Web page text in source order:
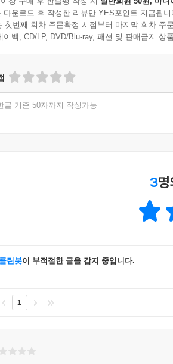
다운로드 후 작성한 리뷰만 YES포인트 지급됩니
첫번째 회차 주문확정 시점부터 마지막 회차 주
이백, CD/LP, DVD/Blu-ray, 패션 및 판매금지 상
글 기준 50자까지 작성가능
3
클린봇이 부적절한 글을 감지 중입니다.
1